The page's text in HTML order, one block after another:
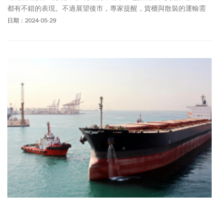
都有不錯的表現。不過展望後市，專家提醒，貨櫃與散裝的運輸需
求並不如疫情時高，投資人追價須謹慎。
日期：2024-05-29